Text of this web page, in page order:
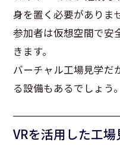
身を置く必要がありま
参加者は仮想空間で安
きます。
バーチャル工場見学だ
る設備もあるでしょう。
VRを活用した工